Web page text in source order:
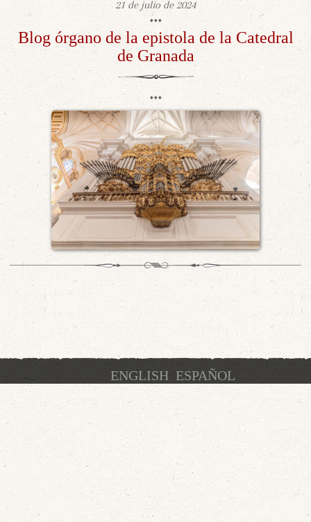
21 de julio de 2024
Blog órgano de la epistola de la Catedral
de Granada
ENGLISH ESPAÑOL